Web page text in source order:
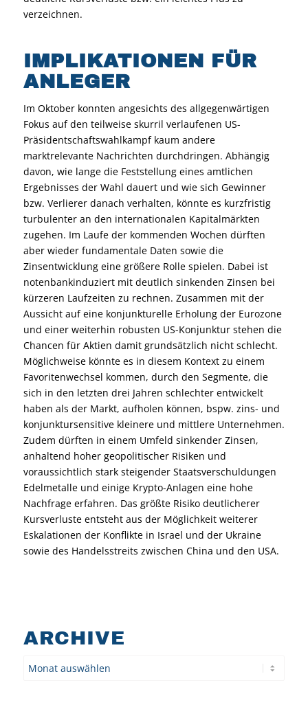
verzeichnen.
IMPLIKATIONEN FÜR
ANLEGER
Im Oktober konnten angesichts des allgegenwärtigen
Fokus auf den teilweise skurril verlaufenen US-
Präsidentschaftswahlkampf kaum andere
marktrelevante Nachrichten durchdringen. Abhängig
davon, wie lange die Feststellung eines amtlichen
Ergebnisses der Wahl dauert und wie sich Gewinner
bzw. Verlierer danach verhalten, könnte es kurzfristig
turbulenter an den internationalen Kapitalmärkten
zugehen. Im Laufe der kommenden Wochen dürften
aber wieder fundamentale Daten sowie die
Zinsentwicklung eine größere Rolle spielen. Dabei ist
notenbankinduziert mit deutlich sinkenden Zinsen bei
kürzeren Laufzeiten zu rechnen. Zusammen mit der
Aussicht auf eine konjunkturelle Erholung der Eurozone
und einer weiterhin robusten US-Konjunktur stehen die
Chancen für Aktien damit grundsätzlich nicht schlecht.
Möglichweise könnte es in diesem Kontext zu einem
Favoritenwechsel kommen, durch den Segmente, die
sich in den letzten drei Jahren schlechter entwickelt
haben als der Markt, aufholen können, bspw. zins- und
konjunktursensitive kleinere und mittlere Unternehmen.
Zudem dürften in einem Umfeld sinkender Zinsen,
anhaltend hoher geopolitischer Risiken und
voraussichtlich stark steigender Staatsverschuldungen
Edelmetalle und einige Krypto-Anlagen eine hohe
Nachfrage erfahren. Das größte Risiko deutlicherer
Kursverluste entsteht aus der Möglichkeit weiterer
Eskalationen der Konflikte in Israel und der Ukraine
sowie des Handelsstreits zwischen China und den USA.
ARCHIVE